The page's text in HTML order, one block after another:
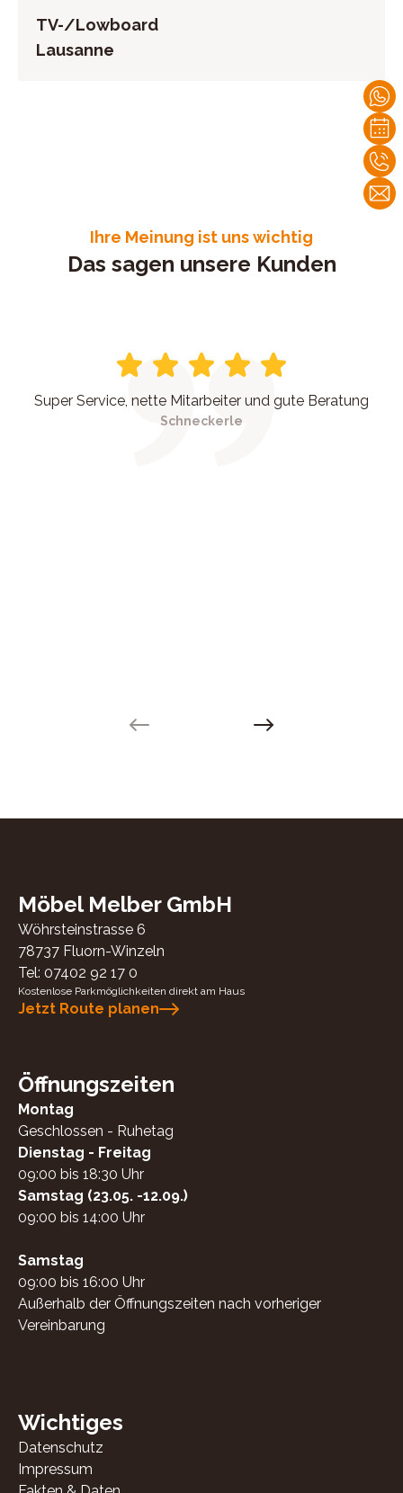
TV-/Lowboard
Lausanne
Ihre Meinung ist uns wichtig
Das sagen unsere Kunden
Super Service, nette Mitarbeiter und gute Beratung
Schneckerle
Next slide
Möbel Melber GmbH
Wöhrsteinstrasse 6
78737 Fluorn-Winzeln
Tel: 07402 92 17 0
Kostenlose Parkmöglichkeiten direkt am Haus
Jetzt Route planen
Öffnungszeiten
Montag
Geschlossen - Ruhetag
Dienstag - Freitag
09:00 bis 18:30 Uhr
Samstag (23.05. -12.09.)
09:00 bis 14:00 Uhr
Samstag
09:00 bis 16:00 Uhr
Außerhalb der Öffnungszeiten nach vorheriger
Vereinbarung
Wichtiges
Datenschutz
Impressum